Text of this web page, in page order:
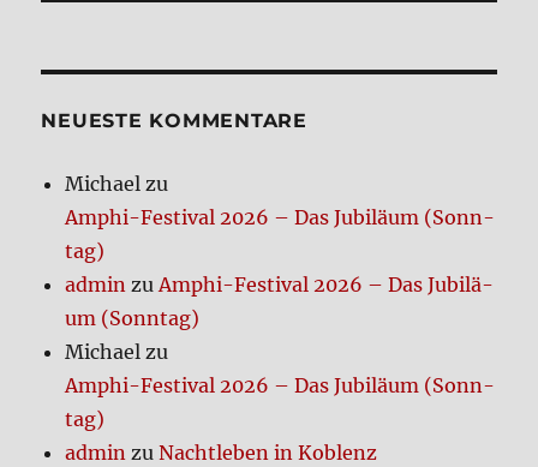
NEUE­STE KOM­MEN­TA­RE
Michael zu
Amphi-Festi­val 2026 – Das Jubi­lä­um (Sonn­
tag)
admin zuAmphi-Festi­val 2026 – Das Jubi­lä­
um (Sonn­tag)
Michael zu
Amphi-Festi­val 2026 – Das Jubi­lä­um (Sonn­
tag)
admin zuNacht­le­ben in Koblenz